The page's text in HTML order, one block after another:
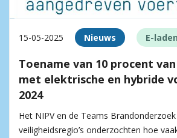
15-05-2025 Nieuws E-laden
Toename van 10 procent
met elektrische en hybride
2024
Het NIPV en de Teams
veiligheidsregio’s onderzochten hoe